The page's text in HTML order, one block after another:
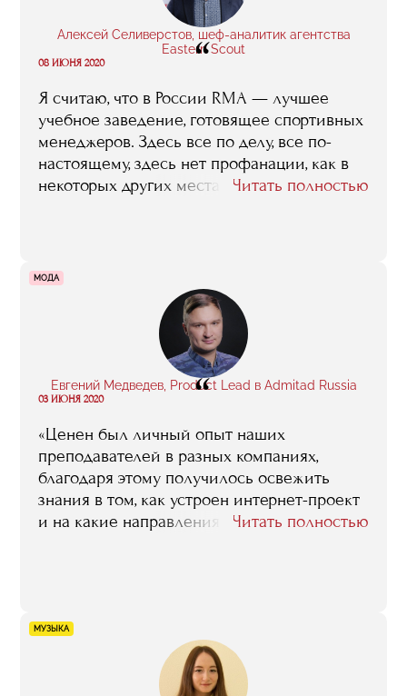
Алексей Селиверстов, шеф-аналитик агентства
Eastern Scout
“
08 ИЮНЯ 2020
Я считаю, что в России RMA — лучшее
учебное заведение, готовящее спортивных
менеджеров. Здесь все по делу, все по-
настоящему, здесь нет профанации, как в
некоторых других местах, где студенты из
ничего невозможно нового открыть или
Читать полностью
МОДА
Евгений Медведев, Product Lead в Admitad Russia
“
03 ИЮНЯ 2020
«Ценен был личный опыт наших
преподавателей в разных компаниях,
благодаря этому получилось освежить
знания в том, как устроен интернет-проект
и на какие направления стоит обратить
сформировать моё мышление в области
работы с продуктом»
Читать полностью
МУЗЫКА